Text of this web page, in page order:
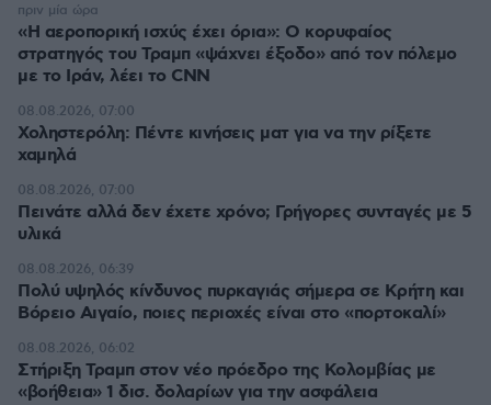
«Η αεροπορική ισχύς έχει όρια»: Ο κορυφαίος
στρατηγός του Τραμπ «ψάχνει έξοδο» από τον πόλεμο
με το Ιράν, λέει το CNN
πριν μία ώρα
Χοληστερόλη: Πέντε κινήσεις ματ για να την ρίξετε
χαμηλά
08.08.2026, 07:00
Πεινάτε αλλά δεν έχετε χρόνο; Γρήγορες συνταγές με 5
υλικά
08.08.2026, 07:00
Πολύ υψηλός κίνδυνος πυρκαγιάς σήμερα σε Κρήτη και
Βόρειο Αιγαίο, ποιες περιοχές είναι στο «πορτοκαλί»
08.08.2026, 06:39
Στήριξη Τραμπ στον νέο πρόεδρο της Κολομβίας με
«βοήθεια» 1 δισ. δολαρίων για την ασφάλεια
08.08.2026, 06:02